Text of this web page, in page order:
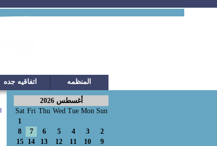
اتفاقيه جده المنظمه
أغسطس 2026
Sun
Mon
Tue
Wed
Thu
Fri
Sat
1
2
3
4
5
6
7
8
9
10
11
12
13
14
15